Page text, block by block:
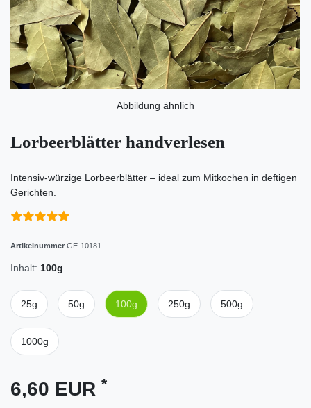
Abbildung ähnlich
Lorbeerblätter handverlesen
Intensiv-würzige Lorbeerblätter – ideal zum Mitkochen in deftigen
Gerichten.
Artikelnummer GE-10181
Inhalt: 100g
25g 50g 100g 250g 500g
1000g
6,60 EUR *